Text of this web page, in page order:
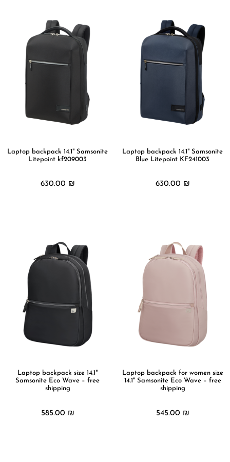
Laptop backpack 14.1" Samsonite
Blue Litepoint KF241003
630.00 ₪
Laptop backpack 14.1" Samsonite
Litepoint kf209003
630.00 ₪
Laptop backpack for women size
14.1" Samsonite Eco Wave – free
shipping
545.00 ₪
Laptop backpack size 14.1"
Samsonite Eco Wave – free
shipping
585.00 ₪